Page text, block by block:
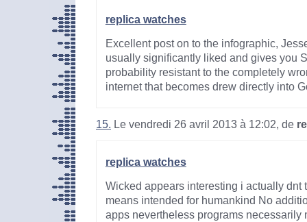
replica watches
Excellent post on to the infographic,
usually significantly liked and gives you
probability resistant to the completely
internet that becomes drew directly into
15. Le vendredi 26 avril 2013 à 12:02, de
replica watches
Wicked appears interesting i actually dnt
means intended for humankind No
apps nevertheless programs necessarily